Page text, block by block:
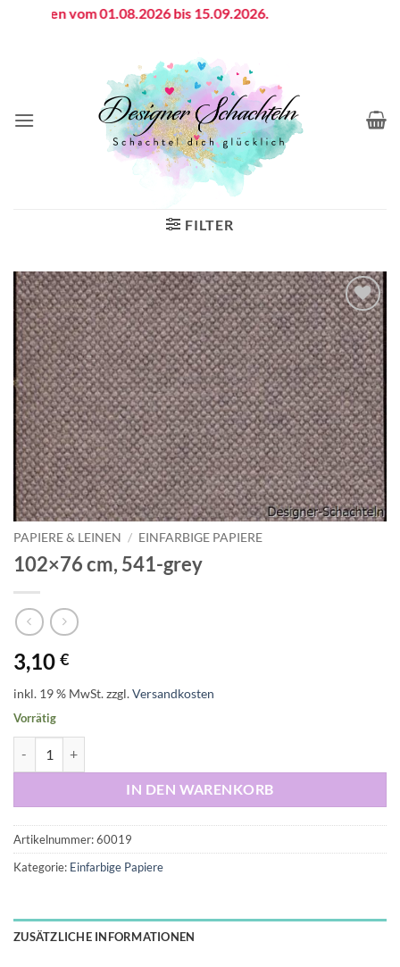
vom 01.08.2026 bis 15.09.2026.
FILTER
Auf die
Wunschliste
PAPIERE & LEINEN / EINFARBIGE PAPIERE
102×76 cm, 541-grey
3,10 €
inkl. 19 % MwSt.zzgl.Versandkosten
Vorrätig
IN DEN WARENKORB
Artikelnummer:60019
Kategorie: Einfarbige Papiere
ZUSÄTZLICHE INFORMATIONEN